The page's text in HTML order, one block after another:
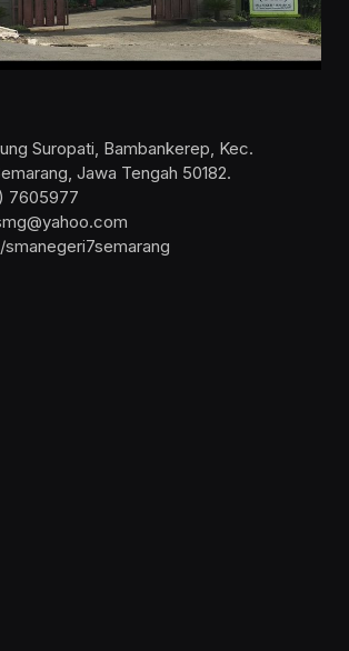
Suropati, Bambankerep, Kec.
Jawa Tengah 50182.
7605977
smanegeri7semarang